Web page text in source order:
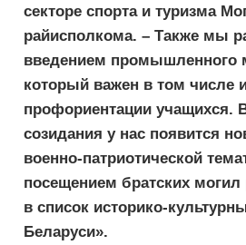
секторе спорта и туризма
райисполкома. – Также мы
введением промышленного
который важен в том числе
профориентации учащихся.
созидания у нас появится
военно-патриотической
посещением братских
в список историко-
Беларуси».